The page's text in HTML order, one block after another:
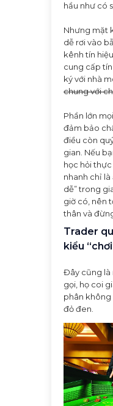
hầu như có
Nhưng mặt
dễ rơi vào
kênh tín
cung cấp
ký với nhà
chung với
Phần lớn
đảm bảo
điều còn
gian. Nếu
học hỏi
nhanh chỉ
dễ” trong
giờ có, nên
thân và
Trader
kiểu
Đây cũng là
gọi, họ coi
phân
đỏ đen.